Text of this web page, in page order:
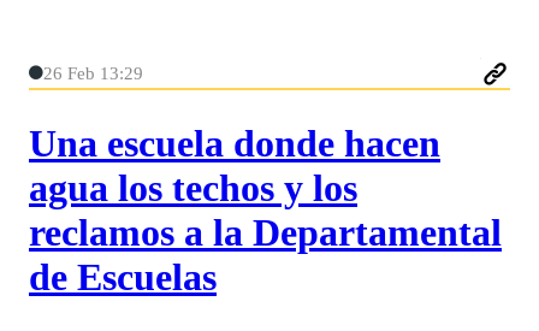
26 Feb 13:29
Una escuela donde hacen
agua los techos y los
reclamos a la Departamental
de Escuelas